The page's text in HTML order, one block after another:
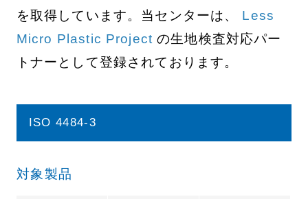
を取得しています。当センターは、 Less
Micro Plastic Project の生地検査対応パー
トナーとして登録されております。
ISO 4484-3
対象製品